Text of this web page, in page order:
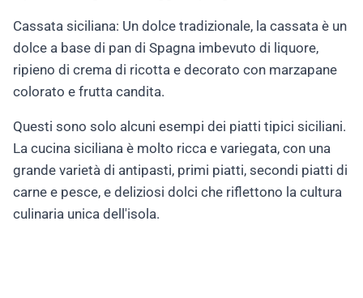
Cassata siciliana: Un dolce tradizionale, la cassata è un
dolce a base di pan di Spagna imbevuto di liquore,
ripieno di crema di ricotta e decorato con marzapane
colorato e frutta candita.
Questi sono solo alcuni esempi dei piatti tipici siciliani.
La cucina siciliana è molto ricca e variegata, con una
grande varietà di antipasti, primi piatti, secondi piatti di
carne e pesce, e deliziosi dolci che riflettono la cultura
culinaria unica dell'isola.